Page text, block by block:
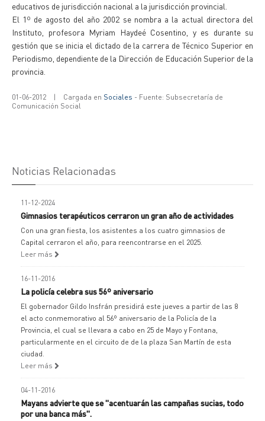
educativos de jurisdicción nacional a la jurisdicción provincial.
El 1º de agosto del año 2002 se nombra a la actual directora del
Instituto, profesora Myriam Haydeé Cosentino, y es durante su
gestión que se inicia el dictado de la carrera de Técnico Superior en
Periodismo, dependiente de la Dirección de Educación Superior de la
provincia.
01-06-2012 | Cargada en Sociales - Fuente: Subsecretaría de
Comunicación Social
Noticias Relacionadas
11-12-2024
Gimnasios terapéuticos cerraron un gran año de actividades
Con una gran fiesta, los asistentes a los cuatro gimnasios de
Capital cerraron el año, para reencontrarse en el 2025.
Leer más
16-11-2016
La policía celebra sus 56º aniversario
El gobernador Gildo Insfrán presidirá este jueves a partir de las 8
el acto conmemorativo al 56º aniversario de la Policía de la
Provincia, el cual se llevara a cabo en 25 de Mayo y Fontana,
particularmente en el circuito de de la plaza San Martín de esta
ciudad.
Leer más
04-11-2016
Mayans advierte que se "acentuarán las campañas sucias, todo
por una banca más".